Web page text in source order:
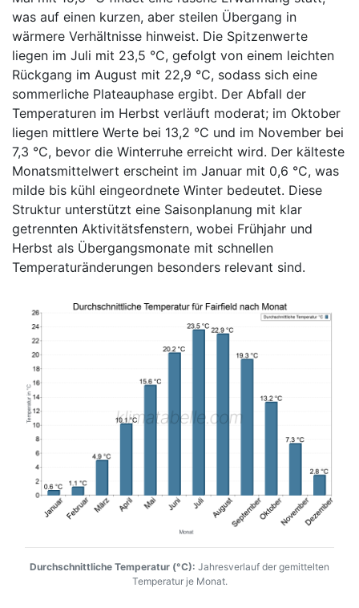
was auf einen kurzen, aber steilen Übergang in
wärmere Verhältnisse hinweist. Die Spitzenwerte
liegen im Juli mit 23,5 °C, gefolgt von einem leichten
Rückgang im August mit 22,9 °C, sodass sich eine
sommerliche Plateauphase ergibt. Der Abfall der
Temperaturen im Herbst verläuft moderat; im Oktober
liegen mittlere Werte bei 13,2 °C und im November bei
7,3 °C, bevor die Winterruhe erreicht wird. Der kälteste
Monatsmittelwert erscheint im Januar mit 0,6 °C, was
milde bis kühl eingeordnete Winter bedeutet. Diese
Struktur unterstützt eine Saisonplanung mit klar
getrennten Aktivitätsfenstern, wobei Frühjahr und
Herbst als Übergangsmonate mit schnellen
Temperaturänderungen besonders relevant sind.
Durchschnittliche Temperatur (°C): Jahresverlauf der gemittelten
Temperatur je Monat.